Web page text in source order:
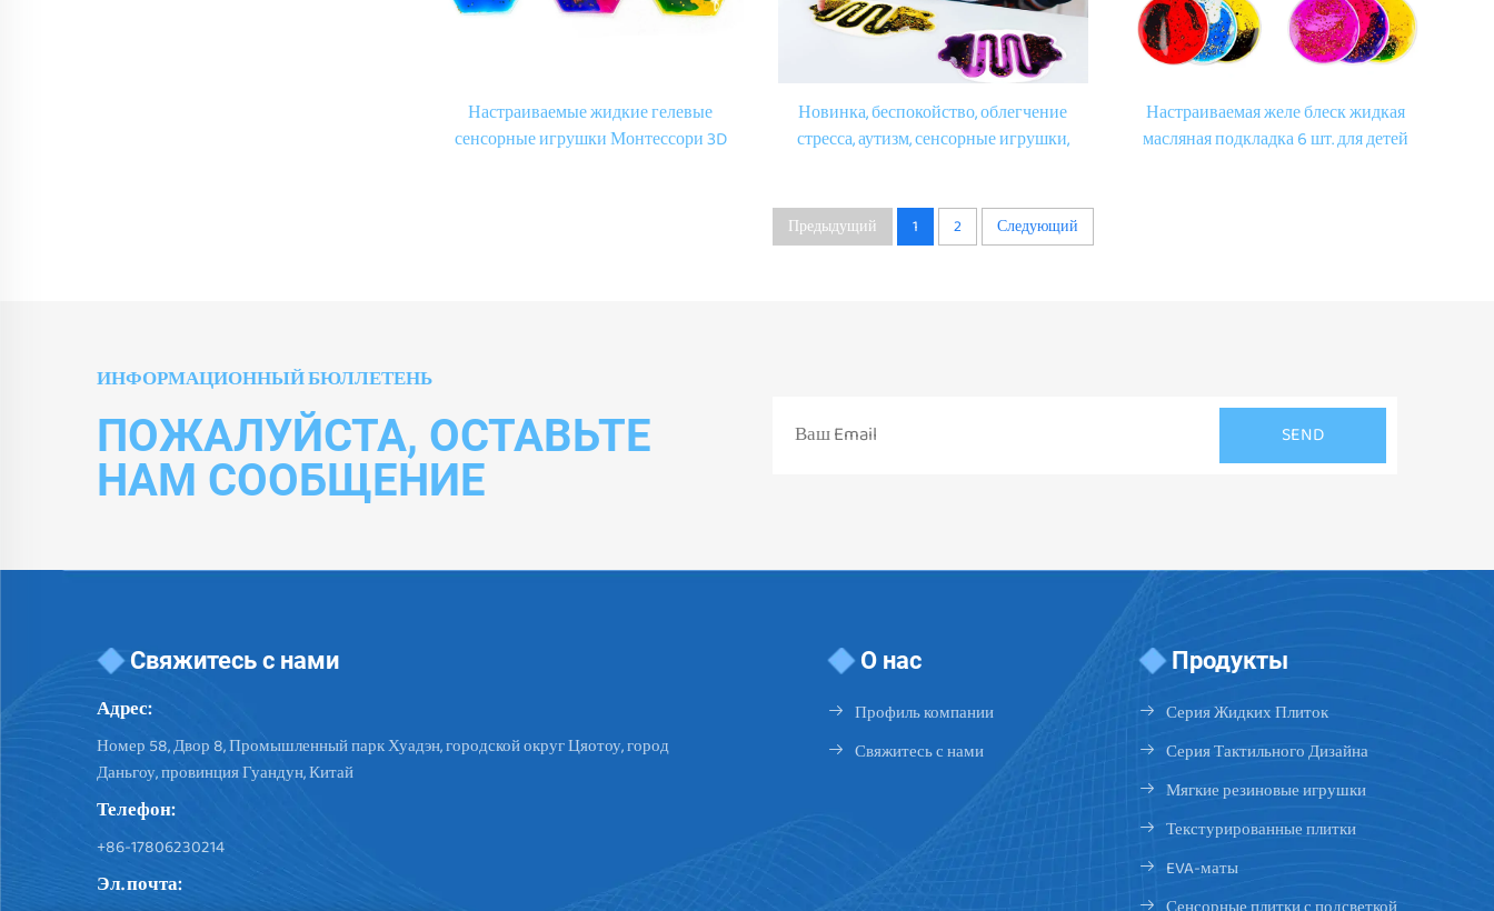
Настраиваемые жидкие гелевые
сенсорные игрушки Монтессори 3D
Новинка, беспокойство, облегчение
стресса, аутизм, сенсорные игрушки,
Настраиваемая желе блеск жидкая
масляная подкладка 6 шт. для детей
Предыдущий 1 2 Следующий
ИНФОРМАЦИОННЫЙ БЮЛЛЕТЕНЬ
ПОЖАЛУЙСТА, ОСТАВЬТЕ
НАМ СООБЩЕНИЕ
Свяжитесь с нами
Адрес:
Номер 58, Двор 8, Промышленный парк Хуадэн, городской округ Цяотоу, город
Даньгоу, провинция Гуандун, Китай
Телефон:
+86-17806230214
Эл. почта:
О нас
Профиль компании
Свяжитесь с нами
Продукты
Серия Жидких Плиток
Серия Тактильного Дизайна
Мягкие резиновые игрушки
Текстурированные плитки
EVA-маты